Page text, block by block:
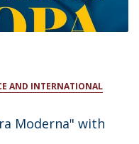
AND INTERNATIONAL
Moderna" with